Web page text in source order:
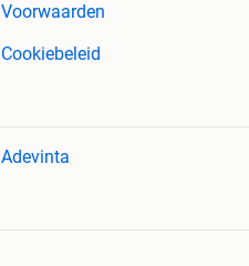
Voorwaarden
Cookiebeleid
Adevinta